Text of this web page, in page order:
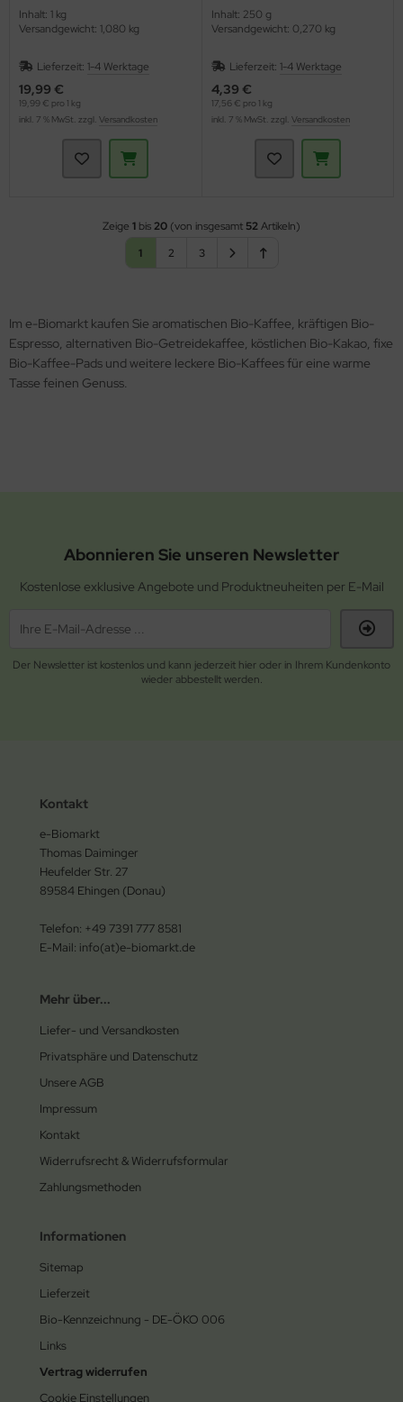
Inhalt: 1 kg
Versandgewicht: 1,080 kg
Lieferzeit: 1-4 Werktage
19,99 €
19,99 € pro 1 kg
inkl. 7 % MwSt. zzgl. Versandkosten
Inhalt: 250 g
Versandgewicht: 0,270 kg
Lieferzeit: 1-4 Werktage
4,39 €
17,56 € pro 1 kg
inkl. 7 % MwSt. zzgl. Versandkosten
Zeige 1 bis20 (von insgesamt 52Artikeln)
1
2 3
Im e-Biomarkt kaufen Sie aromatischen Bio-Kaffee, kräftigen Bio-
Espresso, alternativen Bio-Getreidekaffee, köstlichen Bio-Kakao, fixe
Bio-Kaffee-Pads und weitere leckere Bio-Kaffees für eine warme
Tasse feinen Genuss.
Abonnieren Sie unseren Newsletter
Kostenlose exklusive Angebote und Produktneuheiten per E-Mail
Der Newsletter ist kostenlos und kann jederzeit hier oder in Ihrem Kundenkonto
wieder abbestellt werden.
Kontakt
e-Biomarkt
Thomas Daiminger
Heufelder Str. 27
89584 Ehingen (Donau)
Telefon: +49 7391 777 8581
E-Mail: info(at)e-biomarkt.de
Mehr über...
Liefer- und Versandkosten
Privatsphäre und Datenschutz
Unsere AGB
Impressum
Kontakt
Widerrufsrecht & Widerrufsformular
Zahlungsmethoden
Informationen
Sitemap
Lieferzeit
Bio-Kennzeichnung - DE-ÖKO 006
Links
Vertrag widerrufen
Cookie Einstellungen